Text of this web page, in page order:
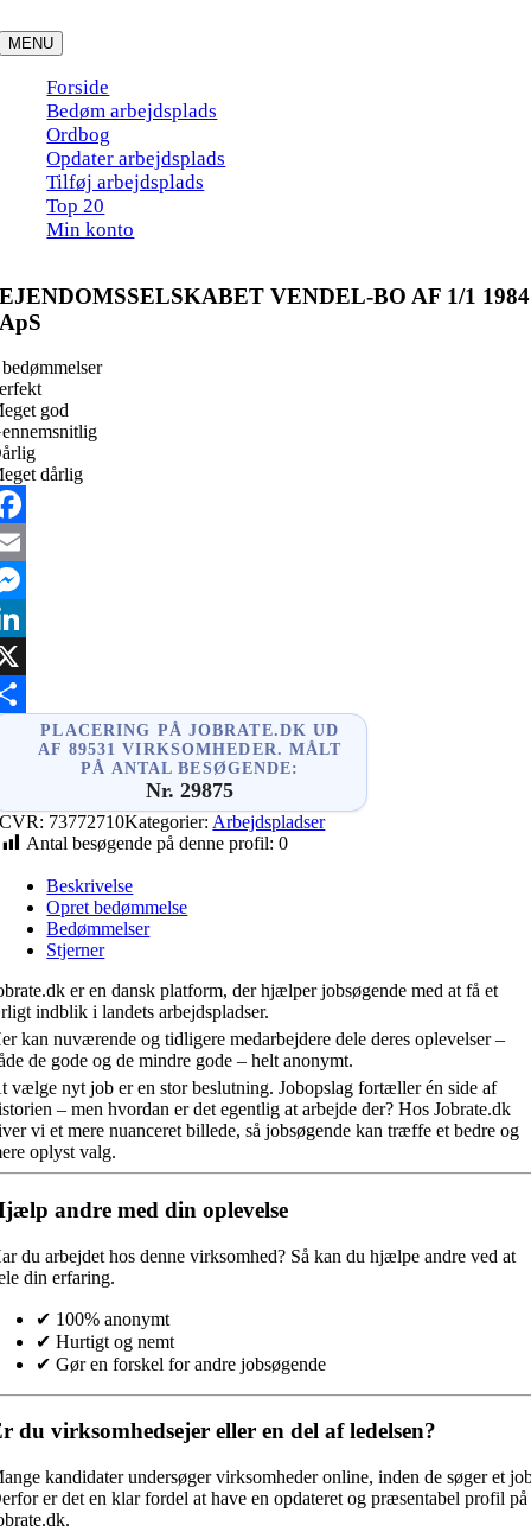
to
content
MENU
Forside
Bedøm arbejdsplads
Ordbog
Opdater arbejdsplads
Tilføj arbejdsplads
Top 20
Min konto
EJENDOMSSELSKABET VENDEL-BO AF 1/1 1984
ApS
god
dårlig
PLACERING PÅ JOBRATE.DK UD
AF 89531 VIRKSOMHEDER. MÅLT
PÅ ANTAL BESØGENDE:
Nr. 29875
CVR: 73772710Kategorier: Arbejdspladser
Antal besøgende på denne profil: 0
Beskrivelse
Opret bedømmelse
Bedømmelser
Stjerner
er en dansk platform, der hjælper jobsøgende med at få et
indblik i landets arbejdspladser.
kan nuværende og tidligere medarbejdere dele deres oplevelser –
de gode og de mindre gode – helt anonymt.
vælge nyt job er en stor beslutning. Jobopslag fortæller én side af
– men hvordan er det egentlig at arbejde der? Hos Jobrate.dk
vi et mere nuanceret billede, så jobsøgende kan træffe et bedre og
oplyst valg.
andre med din oplevelse
du arbejdet hos denne virksomhed? Så kan du hjælpe andre ved at
din erfaring.
✔ 100% anonymt
✔ Hurtigt og nemt
✔ Gør en forskel for andre jobsøgende
du virksomhedsejer eller en del af ledelsen?
kandidater undersøger virksomheder online, inden de søger et
er det en klar fordel at have en opdateret og præsentabel profil på